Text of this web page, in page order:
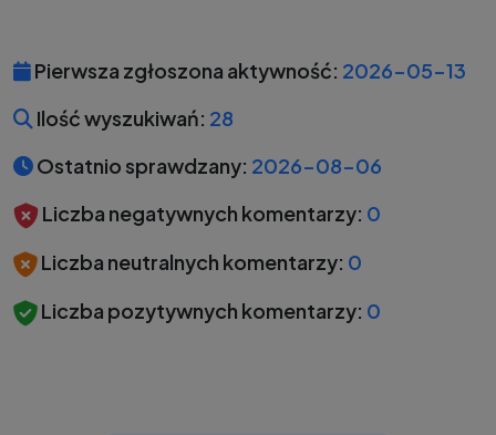
Pierwsza zgłoszona aktywność: 2026-05-13
Ilość wyszukiwań: 28
Ostatnio sprawdzany: 2026-08-06
Liczba negatywnych komentarzy: 0
Liczba neutralnych komentarzy: 0
Liczba pozytywnych komentarzy: 0